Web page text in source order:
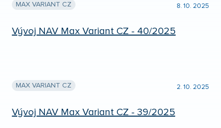
MAX VARIANT CZ 8. 10. 2025
Vývoj NAV Max Variant CZ - 40/2025
MAX VARIANT CZ 2. 10. 2025
Vývoj NAV Max Variant CZ - 39/2025